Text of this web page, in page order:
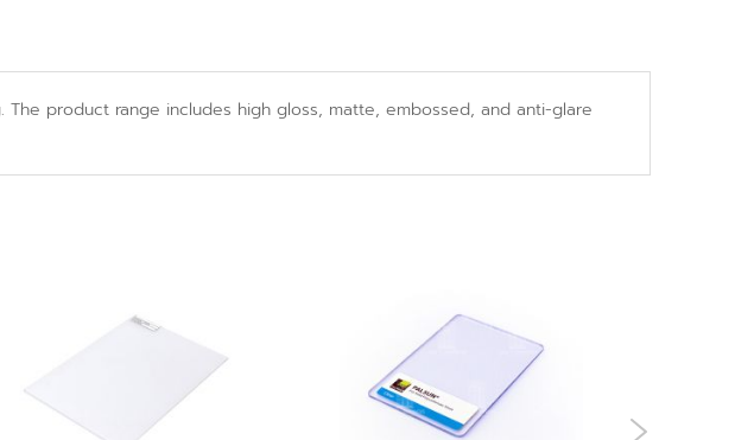
product range includes high gloss, matte, embossed, and anti-glare
NEXT